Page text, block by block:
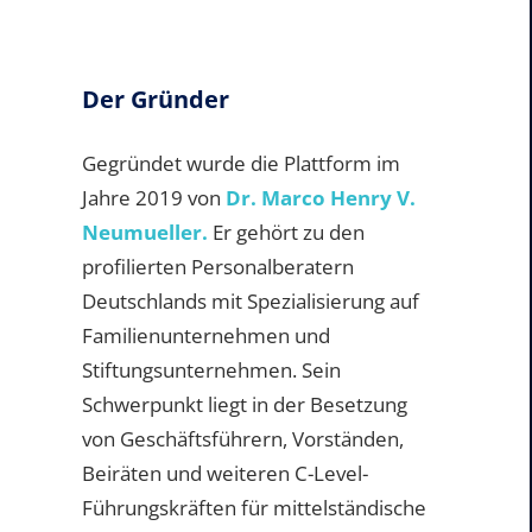
Der Gründer
Gegründet wurde die Plattform im
Jahre 2019 von Dr. Marco Henry V.
Neumueller. Er gehört zu den
profilierten Personalberatern
Deutschlands mit Spezialisierung auf
Familienunternehmen und
Stiftungsunternehmen. Sein
Schwerpunkt liegt in der Besetzung
von Geschäftsführern, Vorständen,
Beiräten und weiteren C-Level-
Führungskräften für mittelständische